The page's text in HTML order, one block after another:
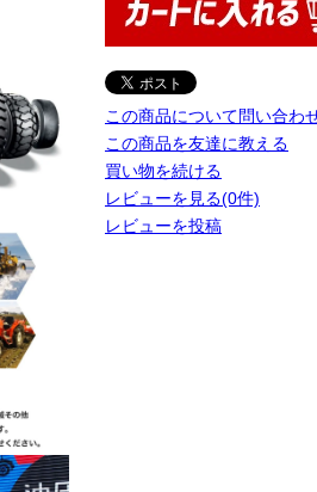
この商品について問い合わ
この商品を友達に教える
買い物を続ける
レビューを見る(0件)
レビューを投稿